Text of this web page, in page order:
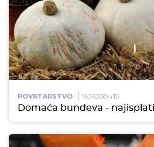
POVRTARSTVO 1636358415
Domaća bundeva -